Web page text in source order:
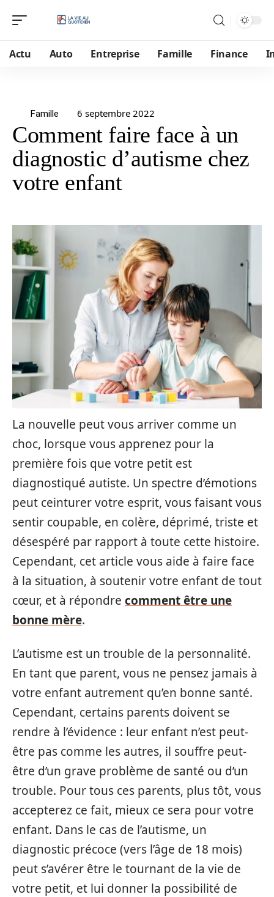
Actu Auto Entreprise Famille Finance
Famille 6 septembre 2022
Comment faire face à un
diagnostic d’autisme chez
votre enfant
La nouvelle peut vous arriver comme un
choc, lorsque vous apprenez pour la
première fois que votre petit est
diagnostiqué autiste. Un spectre d’émotions
peut ceinturer votre esprit, vous faisant vous
sentir coupable, en colère, déprimé, triste et
désespéré par rapport à toute cette histoire.
Cependant, cet article vous aide à faire face
à la situation, à soutenir votre enfant de tout
cœur, et à répondre comment être une
bonne mère.
L’autisme est un trouble de la personnalité.
En tant que parent, vous ne pensez jamais à
votre enfant autrement qu’en bonne santé.
Cependant, certains parents doivent se
rendre à l’évidence : leur enfant n’est peut-
être pas comme les autres, il souffre peut-
être d’un grave problème de santé ou d’un
trouble. Pour tous ces parents, plus tôt, vous
accepterez ce fait, mieux ce sera pour votre
enfant. Dans le cas de l’autisme, un
diagnostic précoce (vers l’âge de 18 mois)
peut s’avérer être le tournant de la vie de
votre petit, et lui donner la possibilité de